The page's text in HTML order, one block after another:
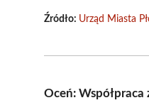
Źródło: Urząd Miasta
Oceń: